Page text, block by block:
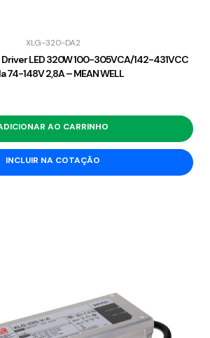
XLG-320-DA2
LED 320W 100-305VCA/142-431VCC
74-148V 2,8A – MEAN WELL
AO CARRINHO
INCLUIR NA COTAÇÃO